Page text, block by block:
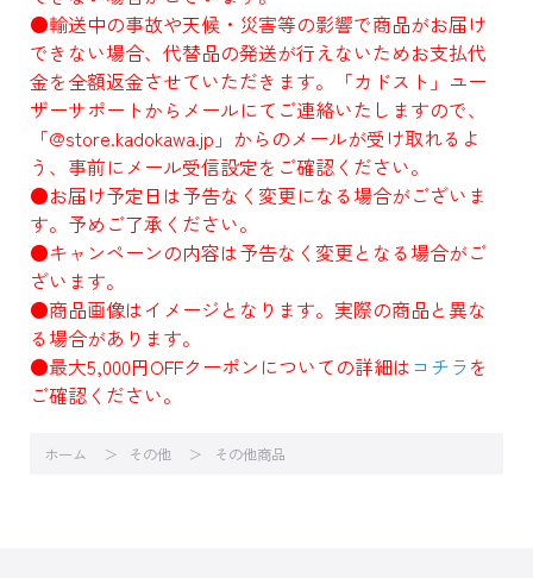
●輸送中の事故や天候・災害等の影響で商品がお届け
できない場合、代替品の発送が行えないためお支払代
金を全額返金させていただきます。「カドスト」ユー
ザーサポートからメールにてご連絡いたしますので、
「@store.kadokawa.jp」からのメールが受け取れるよ
う、事前にメール受信設定をご確認ください。
●お届け予定日は予告なく変更になる場合がございま
す。予めご了承ください。
●キャンペーンの内容は予告なく変更となる場合がご
ざいます。
●商品画像はイメージとなります。実際の商品と異な
る場合があります。
●最大5,000円OFFクーポンについての詳細はコチラを
ご確認ください。
ホーム その他 その他商品